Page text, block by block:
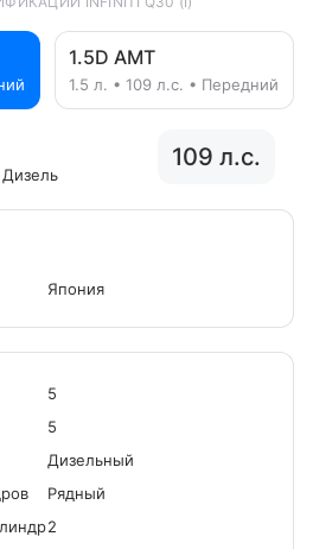
1.5D AMT
1.5 л. • 109 л.с. • Передний
Дизель
109 л.с.
Япония
5
5
Дизельный
Рядный
2